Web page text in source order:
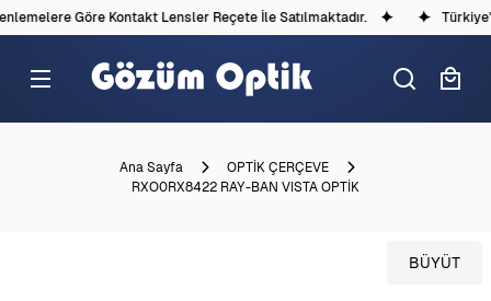
Göre Kontakt Lensler Reçete İle Satılmaktadır.
Ana Sayfa
OPTİK ÇERÇEVE
RXO0RX8422 RAY-BAN VISTA OPTİK
BÜYÜT